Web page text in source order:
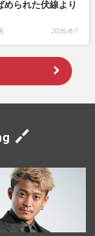
られた伏線より
2026/8/7